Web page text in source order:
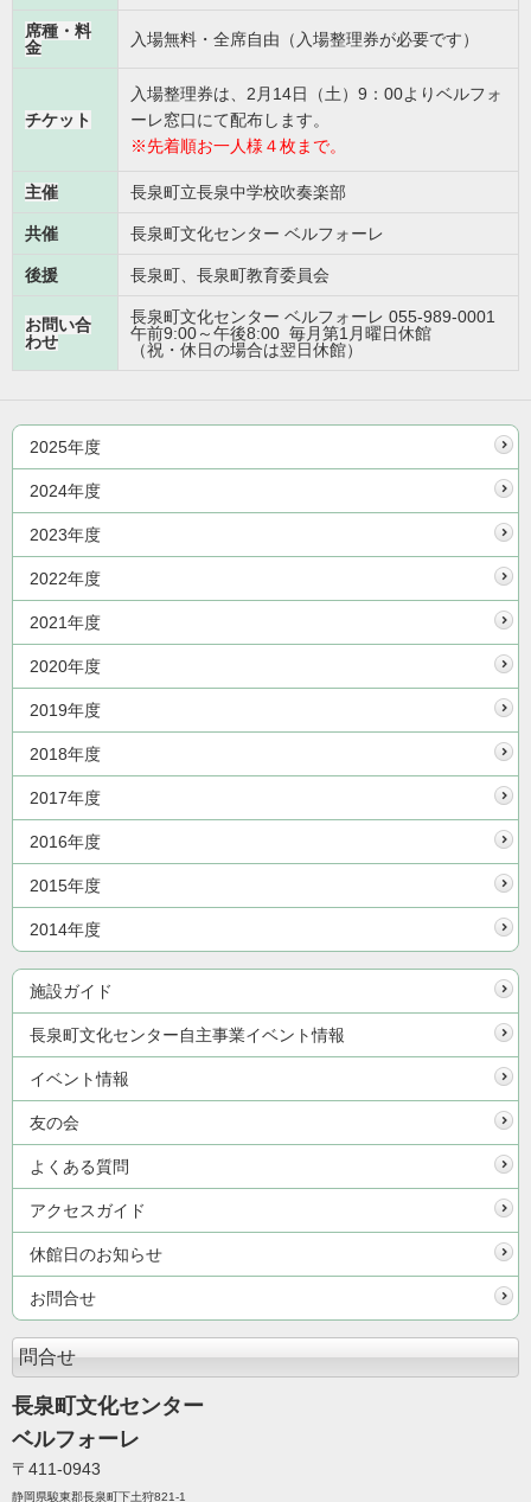
席種・料
金
入場無料・全席自由（入場整理券が必要です）
チケット
入場整理券は、2月14日（土）9：00よりベルフォ
ーレ窓口にて配布します。
※先着順お一人様４枚まで。
主催 長泉町立長泉中学校吹奏楽部
共催 長泉町文化センター ベルフォーレ
後援 長泉町、長泉町教育委員会
お問い合
わせ
長泉町文化センター ベルフォーレ 055-989-0001
午前9:00～午後8:00 毎月第1月曜日休館
（祝・休日の場合は翌日休館）
2025年度
2024年度
2023年度
2022年度
2021年度
2020年度
2019年度
2018年度
2017年度
2016年度
2015年度
2014年度
施設ガイド
長泉町文化センター自主事業イベント情報
イベント情報
友の会
よくある質問
アクセスガイド
休館日のお知らせ
お問合せ
問合せ
長泉町文化センター
ベルフォーレ
〒411-0943
静岡県駿東郡長泉町下土狩821-1